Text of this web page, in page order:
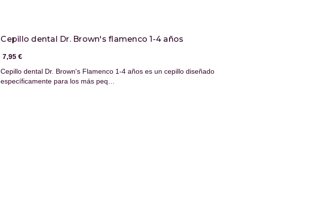
Cepillo dental Dr. Brown's flamenco 1-4 años
7,95 €
Cepillo dental Dr. Brown's Flamenco 1-4 años es un cepillo diseñado
específicamente para los más peq…